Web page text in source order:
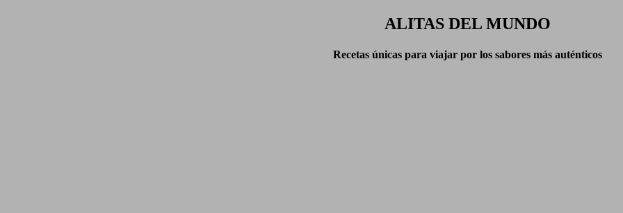
ALITAS DEL MUNDO
Recetas únicas para viajar por los sabores más auténticos